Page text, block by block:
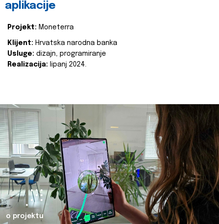
aplikacije
Projekt: Moneterra
Klijent: Hrvatska narodna banka
Usluge: dizajn, programiranje
Realizacija: lipanj 2024.
o projektu